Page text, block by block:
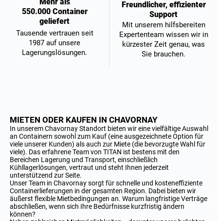
550.000 Container
geliefert
Tausende vertrauen seit
1987 auf unsere
Lagerungslösungen.
Freundlicher, effizienter
Support
Mit unserem hilfsbereiten
Expertenteam wissen wir in
kürzester Zeit genau, was
Sie brauchen.
MIETEN ODER KAUFEN IN CHAVORNAY
In unserem Chavornay Standort bieten wir eine vielfältige Auswahl
an Containern sowohl zum Kauf (eine ausgezeichnete Option für
viele unserer Kunden) als auch zur Miete (die bevorzugte Wahl für
viele). Das erfahrene Team von TITAN ist bestens mit den
Bereichen Lagerung und Transport, einschließlich
Kühllagerlösungen, vertraut und steht Ihnen jederzeit
unterstützend zur Seite.
Unser Team in Chavornay sorgt für schnelle und kosteneffiziente
Containerlieferungen in der gesamten Region. Dabei bieten wir
äußerst flexible Mietbedingungen an. Warum langfristige Verträge
abschließen, wenn sich Ihre Bedürfnisse kurzfristig ändern
können?